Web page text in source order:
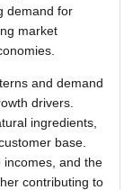
demand for
market
and demand
drivers.
ingredients,
base.
incomes, and the
contributing to